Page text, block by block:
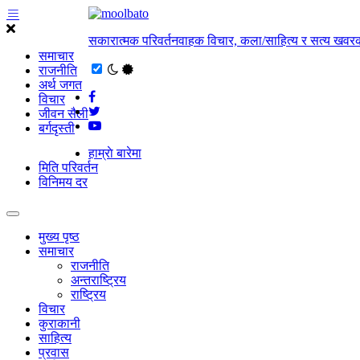
समाचार
राजनीति
अर्थ जगत
विचार
जीवन सैली
बर्गदृस्ती
सकारात्मक परिवर्तनवाहक विचार, कला/साहित्य र सत्य
हाम्राे बारेमा
मिति परिवर्तन
विनिमय दर
मुख्य पृष्ठ
समाचार
राजनीति
अन्तराष्ट्रिय
राष्ट्रिय
विचार
कुराकानी
साहित्य
प्रवास